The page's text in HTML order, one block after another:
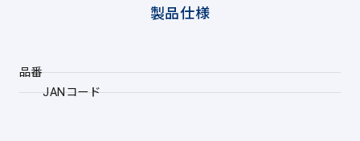
製品仕様
品番
JANコード